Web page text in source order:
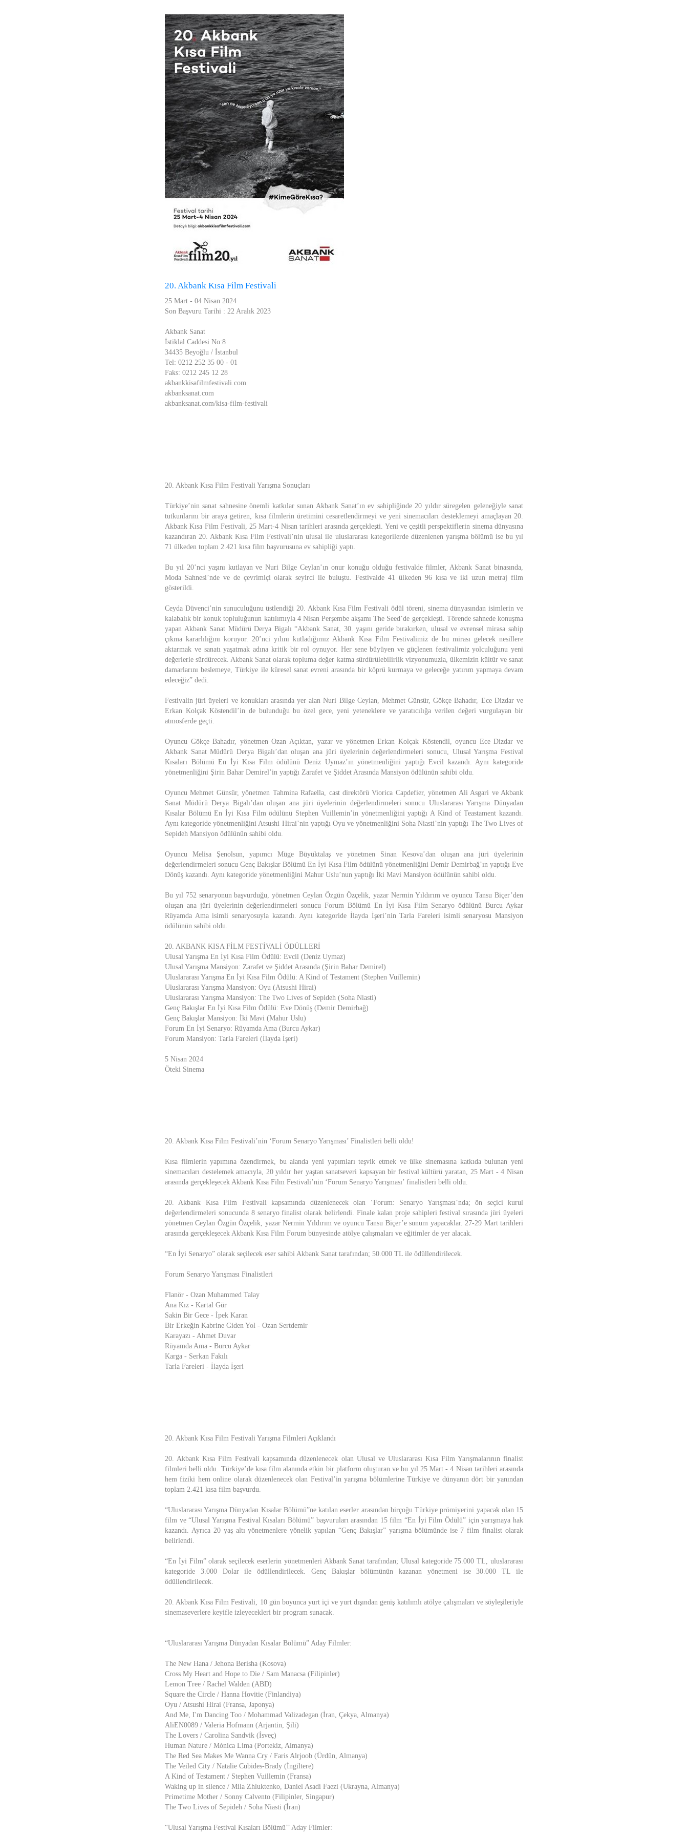
20. Akbank Kısa Film Festivali
25 Mart - 04 Nisan 2024
Son Başvuru Tarihi : 22 Aralık 2023
Akbank Sanat
İstiklal Caddesi No:8
34435 Beyoğlu / İstanbul
Tel: 0212 252 35 00 - 01
Faks: 0212 245 12 28
akbankkisafilmfestivali.com
akbanksanat.com
akbanksanat.com/kisa-film-festivali
20. Akbank Kısa Film Festivali Yarışma Sonuçları
Türkiye’nin sanat sahnesine önemli katkılar sunan Akbank Sanat’ın ev sahipliğinde 20 yıldır süregelen geleneğiyle sanat
tutkunlarını bir araya getiren, kısa filmlerin üretimini cesaretlendirmeyi ve yeni sinemacıları desteklemeyi amaçlayan 20.
Akbank Kısa Film Festivali, 25 Mart-4 Nisan tarihleri arasında gerçekleşti. Yeni ve çeşitli perspektiflerin sinema dünyasına
kazandıran 20. Akbank Kısa Film Festivali’nin ulusal ile uluslararası kategorilerde düzenlenen yarışma bölümü ise bu yıl
71 ülkeden toplam 2.421 kısa film başvurusuna ev sahipliği yaptı.
Bu yıl 20’nci yaşını kutlayan ve Nuri Bilge Ceylan’ın onur konuğu olduğu festivalde filmler, Akbank Sanat binasında,
Moda Sahnesi’nde ve de çevrimiçi olarak seyirci ile buluştu. Festivalde 41 ülkeden 96 kısa ve iki uzun metraj film
gösterildi.
Ceyda Düvenci’nin sunuculuğunu üstlendiği 20. Akbank Kısa Film Festivali ödül töreni, sinema dünyasından isimlerin ve
kalabalık bir konuk topluluğunun katılımıyla 4 Nisan Perşembe akşamı The Seed’de gerçekleşti. Törende sahnede konuşma
yapan Akbank Sanat Müdürü Derya Bigalı “Akbank Sanat, 30. yaşını geride bırakırken, ulusal ve evrensel mirasa sahip
çıkma kararlılığını koruyor. 20’nci yılını kutladığımız Akbank Kısa Film Festivalimiz de bu mirası gelecek nesillere
aktarmak ve sanatı yaşatmak adına kritik bir rol oynuyor. Her sene büyüyen ve güçlenen festivalimiz yolculuğunu yeni
değerlerle sürdürecek. Akbank Sanat olarak topluma değer katma sürdürülebilirlik vizyonumuzla, ülkemizin kültür ve sanat
damarlarını beslemeye, Türkiye ile küresel sanat evreni arasında bir köprü kurmaya ve geleceğe yatırım yapmaya devam
edeceğiz” dedi.
Festivalin jüri üyeleri ve konukları arasında yer alan Nuri Bilge Ceylan, Mehmet Günsür, Gökçe Bahadır, Ece Dizdar ve
Erkan Kolçak Köstendil’in de bulunduğu bu özel gece, yeni yeteneklere ve yaratıcılığa verilen değeri vurgulayan bir
atmosferde geçti.
Oyuncu Gökçe Bahadır, yönetmen Ozan Açıktan, yazar ve yönetmen Erkan Kolçak Köstendil, oyuncu Ece Dizdar ve
Akbank Sanat Müdürü Derya Bigalı’dan oluşan ana jüri üyelerinin değerlendirmeleri sonucu, Ulusal Yarışma Festival
Kısaları Bölümü En İyi Kısa Film ödülünü Deniz Uymaz’ın yönetmenliğini yaptığı Evcil kazandı. Aynı kategoride
yönetmenliğini Şirin Bahar Demirel’in yaptığı Zarafet ve Şiddet Arasında Mansiyon ödülünün sahibi oldu.
Oyuncu Mehmet Günsür, yönetmen Tahmina Rafaella, cast direktörü Viorica Capdefier, yönetmen Ali Asgari ve Akbank
Sanat Müdürü Derya Bigalı’dan oluşan ana jüri üyelerinin değerlendirmeleri sonucu Uluslararası Yarışma Dünyadan
Kısalar Bölümü En İyi Kısa Film ödülünü Stephen Vuillemin’in yönetmenliğini yaptığı A Kind of Teastament kazandı.
Aynı kategoride yönetmenliğini Atsushi Hirai’nin yaptığı Oyu ve yönetmenliğini Soha Niasti’nin yaptığı The Two Lives of
Sepideh Mansiyon ödülünün sahibi oldu.
Oyuncu Melisa Şenolsun, yapımcı Müge Büyüktalaş ve yönetmen Sinan Kesova’dan oluşan ana jüri üyelerinin
değerlendirmeleri sonucu Genç Bakışlar Bölümü En İyi Kısa Film ödülünü yönetmenliğini Demir Demirbağ’ın yaptığı Eve
Dönüş kazandı. Aynı kategoride yönetmenliğini Mahur Uslu’nun yaptığı İki Mavi Mansiyon ödülünün sahibi oldu.
Bu yıl 752 senaryonun başvurduğu, yönetmen Ceylan Özgün Özçelik, yazar Nermin Yıldırım ve oyuncu Tansu Biçer’den
oluşan ana jüri üyelerinin değerlendirmeleri sonucu Forum Bölümü En İyi Kısa Film Senaryo ödülünü Burcu Aykar
Rüyamda Ama isimli senaryosuyla kazandı. Aynı kategoride İlayda İşeri’nin Tarla Fareleri isimli senaryosu Mansiyon
ödülünün sahibi oldu.
20. AKBANK KISA FİLM FESTİVALİ ÖDÜLLERİ
Ulusal Yarışma En İyi Kısa Film Ödülü: Evcil (Deniz Uymaz)
Ulusal Yarışma Mansiyon: Zarafet ve Şiddet Arasında (Şirin Bahar Demirel)
Uluslararası Yarışma En İyi Kısa Film Ödülü: A Kind of Testament (Stephen Vuillemin)
Uluslararası Yarışma Mansiyon: Oyu (Atsushi Hirai)
Uluslararası Yarışma Mansiyon: The Two Lives of Sepideh (Soha Niasti)
Genç Bakışlar En İyi Kısa Film Ödülü: Eve Dönüş (Demir Demirbağ)
Genç Bakışlar Mansiyon: İki Mavi (Mahur Uslu)
Forum En İyi Senaryo: Rüyamda Ama (Burcu Aykar)
Forum Mansiyon: Tarla Fareleri (İlayda İşeri)
5 Nisan 2024
Öteki Sinema
20. Akbank Kısa Film Festivali’nin ‘Forum Senaryo Yarışması’ Finalistleri belli oldu!
Kısa filmlerin yapımına özendirmek, bu alanda yeni yapımları teşvik etmek ve ülke sinemasına katkıda bulunan yeni
sinemacıları destelemek amacıyla, 20 yıldır her yaştan sanatseveri kapsayan bir festival kültürü yaratan, 25 Mart - 4 Nisan
arasında gerçekleşecek Akbank Kısa Film Festivali’nin ‘Forum Senaryo Yarışması’ finalistleri belli oldu.
20. Akbank Kısa Film Festivali kapsamında düzenlenecek olan ‘Forum: Senaryo Yarışması’nda; ön seçici kurul
değerlendirmeleri sonucunda 8 senaryo finalist olarak belirlendi. Finale kalan proje sahipleri festival sırasında jüri üyeleri
yönetmen Ceylan Özgün Özçelik, yazar Nermin Yıldırım ve oyuncu Tansu Biçer’e sunum yapacaklar. 27-29 Mart tarihleri
arasında gerçekleşecek Akbank Kısa Film Forum bünyesinde atölye çalışmaları ve eğitimler de yer alacak.
“En İyi Senaryo” olarak seçilecek eser sahibi Akbank Sanat tarafından; 50.000 TL ile ödüllendirilecek.
Forum Senaryo Yarışması Finalistleri
Flanör - Ozan Muhammed Talay
Ana Kız - Kartal Gür
Sakin Bir Gece - İpek Karan
Bir Erkeğin Kabrine Giden Yol - Ozan Sertdemir
Karayazı - Ahmet Duvar
Rüyamda Ama - Burcu Aykar
Karga - Serkan Fakılı
Tarla Fareleri - İlayda İşeri
20. Akbank Kısa Film Festivali Yarışma Filmleri Açıklandı
20. Akbank Kısa Film Festivali kapsamında düzenlenecek olan Ulusal ve Uluslararası Kısa Film Yarışmalarının finalist
filmleri belli oldu. Türkiye’de kısa film alanında etkin bir platform oluşturan ve bu yıl 25 Mart - 4 Nisan tarihleri arasında
hem fiziki hem online olarak düzenlenecek olan Festival’in yarışma bölümlerine Türkiye ve dünyanın dört bir yanından
toplam 2.421 kısa film başvurdu.
“Uluslararası Yarışma Dünyadan Kısalar Bölümü”ne katılan eserler arasından birçoğu Türkiye prömiyerini yapacak olan 15
film ve “Ulusal Yarışma Festival Kısaları Bölümü” başvuruları arasından 15 film “En İyi Film Ödülü” için yarışmaya hak
kazandı. Ayrıca 20 yaş altı yönetmenlere yönelik yapılan “Genç Bakışlar” yarışma bölümünde ise 7 film finalist olarak
belirlendi.
“En İyi Film” olarak seçilecek eserlerin yönetmenleri Akbank Sanat tarafından; Ulusal kategoride 75.000 TL, uluslararası
kategoride 3.000 Dolar ile ödüllendirilecek. Genç Bakışlar bölümünün kazanan yönetmeni ise 30.000 TL ile
ödüllendirilecek.
20. Akbank Kısa Film Festivali, 10 gün boyunca yurt içi ve yurt dışından geniş katılımlı atölye çalışmaları ve söyleşileriyle
sinemaseverlere keyifle izleyecekleri bir program sunacak.
“Uluslararası Yarışma Dünyadan Kısalar Bölümü” Aday Filmler:
The New Hana / Jehona Berisha (Kosova)
Cross My Heart and Hope to Die / Sam Manacsa (Filipinler)
Lemon Tree / Rachel Walden (ABD)
Square the Circle / Hanna Hovitie (Finlandiya)
Oyu / Atsushi Hirai (Fransa, Japonya)
And Me, I'm Dancing Too / Mohammad Valizadegan (İran, Çekya, Almanya)
AliEN0089 / Valeria Hofmann (Arjantin, Şili)
The Lovers / Carolina Sandvik (İsveç)
Human Nature / Mónica Lima (Portekiz, Almanya)
The Red Sea Makes Me Wanna Cry / Faris Alrjoob (Ürdün, Almanya)
The Veiled City / Natalie Cubides-Brady (İngiltere)
A Kind of Testament / Stephen Vuillemin (Fransa)
Waking up in silence / Mila Zhluktenko, Daniel Asadi Faezi (Ukrayna, Almanya)
Primetime Mother / Sonny Calvento (Filipinler, Singapur)
The Two Lives of Sepideh / Soha Niasti (İran)
“Ulusal Yarışma Festival Kısaları Bölümü’’ Aday Filmler: